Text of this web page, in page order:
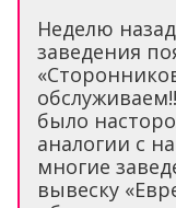
Неделю
заведения
было
аналогии с
многие
вывеску